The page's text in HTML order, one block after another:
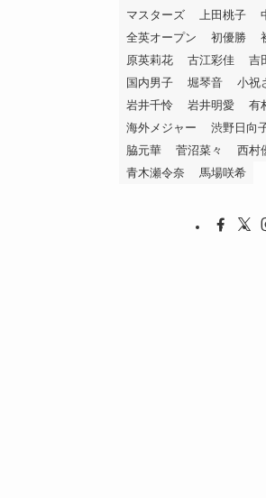
マスターズ
上田桃子
全英オープン
初優勝
原英莉花
古江彩佳 吉
国内男子
堀琴音 小祝
岩井千怜
岩井明愛 有
海外メジャー
渋野日向
脇元華
菅沼菜々 西村
青木瀬令奈
馬場咲希